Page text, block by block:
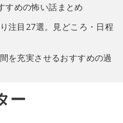
すめの怖い話まとめ
注目27選。見どころ・日程
を充実させるおすすめの過
ー